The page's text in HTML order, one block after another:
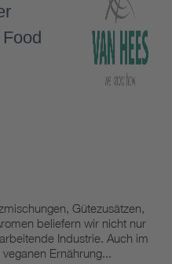
Gütezusätzen,
beliefern wir nicht nur
Industrie. Auch im
Ernährung...